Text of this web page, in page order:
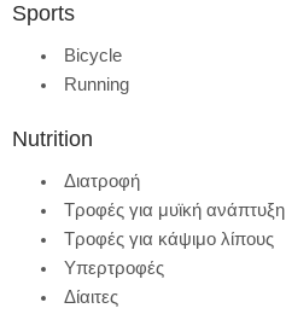
Sports
Bicycle
Running
Nutrition
Διατροφή
Τροφές για μυϊκή ανάπτυξη
Τροφές για κάψιμο λίπους
Υπερτροφές
Δίαιτες